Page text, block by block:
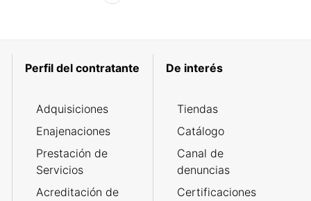
Perfil del contratante
Adquisiciones
Enajenaciones
Prestación de
Servicios
Acreditación de
De interés
Tiendas
Catálogo
Canal de
denuncias
Certificaciones